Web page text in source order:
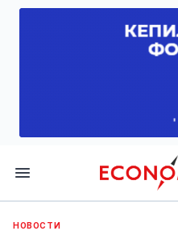
Economist.kg
НОВОСТИ